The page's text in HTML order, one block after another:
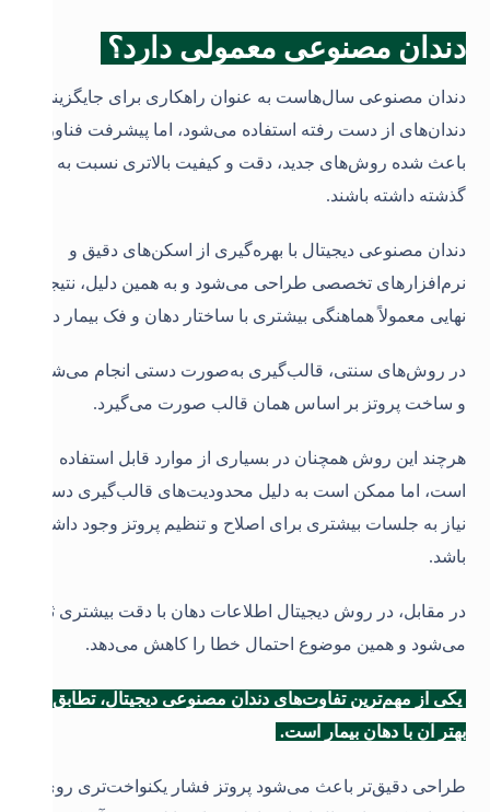
دندان مصنوعی معمولی دارد؟
دندان مصنوعی سال‌هاست به عنوان راهکاری برای جایگزینی
دندان‌های از دست رفته استفاده می‌شود، اما پیشرفت فناوری
باعث شده روش‌های جدید، دقت و کیفیت بالاتری نسبت به
گذشته داشته باشند.
دندان مصنوعی دیجیتال با بهره‌گیری از اسکن‌های دقیق و
نرم‌افزارهای تخصصی طراحی می‌شود و به همین دلیل، نتیجه
نهایی معمولاً هماهنگی بیشتری با ساختار دهان و فک بیمار دارد
در روش‌های سنتی، قالب‌گیری به‌صورت دستی انجام می‌شود
و ساخت پروتز بر اساس همان قالب صورت می‌گیرد.
هرچند این روش همچنان در بسیاری از موارد قابل استفاده
است، اما ممکن است به دلیل محدودیت‌های قالب‌گیری دستی،
نیاز به جلسات بیشتری برای اصلاح و تنظیم پروتز وجود داشته
باشد.
در مقابل، در روش دیجیتال اطلاعات دهان با دقت بیشتری ثبت
می‌شود و همین موضوع احتمال خطا را کاهش می‌دهد.
یکی از مهم‌ترین تفاوت‌های دندان مصنوعی دیجیتال، تطابق
بهتر آن با دهان بیمار است.
طراحی دقیق‌تر باعث می‌شود پروتز فشار یکنواخت‌تری روی